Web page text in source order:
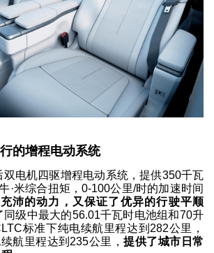
的增程电动系统
电机四驱增程电动系统，提供350千瓦
·米综合扭矩，0-100公里/时的加速时间
沛的动力，又保证了优异的行驶平顺
同级中最大的56.01千瓦时电池组和70升
标准下纯电续航里程达到282公里，
航里程达到235公里，提供了城市日常